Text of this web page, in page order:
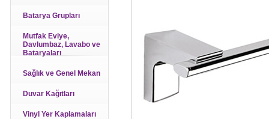
Batarya Grupları
Mutfak Eviye,
Davlumbaz, Lavabo ve
Bataryaları
Sağlık ve Genel Mekan
Duvar Kağıtları
Vinyl Yer Kaplamaları